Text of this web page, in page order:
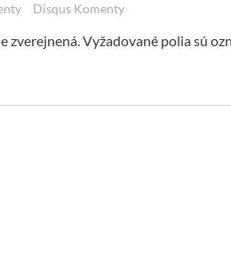
Disqus Komenty
zverejnená. Vyžadované polia sú